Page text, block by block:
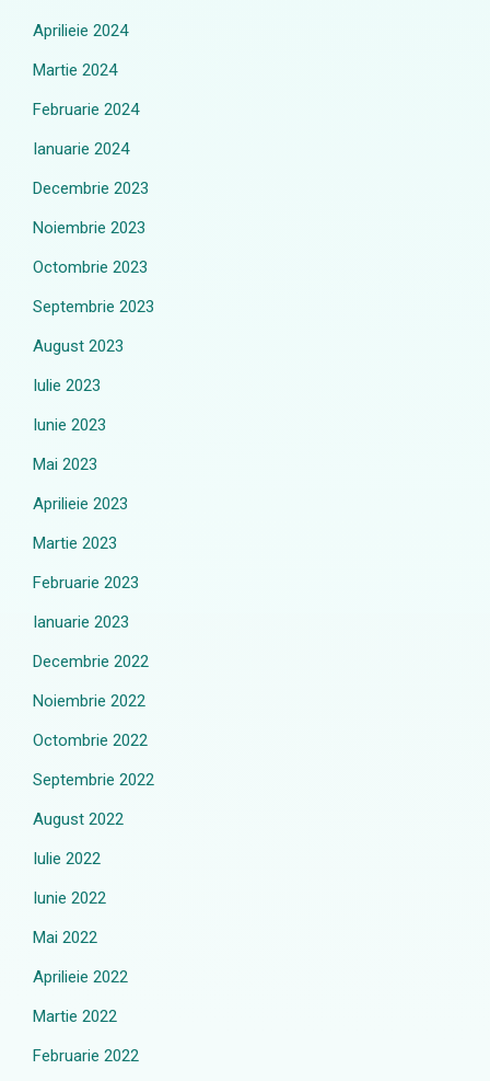
Aprilieie 2024
Martie 2024
Februarie 2024
Ianuarie 2024
Decembrie 2023
Noiembrie 2023
Octombrie 2023
Septembrie 2023
August 2023
Iulie 2023
Iunie 2023
Mai 2023
Aprilieie 2023
Martie 2023
Februarie 2023
Ianuarie 2023
Decembrie 2022
Noiembrie 2022
Octombrie 2022
Septembrie 2022
August 2022
Iulie 2022
Iunie 2022
Mai 2022
Aprilieie 2022
Martie 2022
Februarie 2022